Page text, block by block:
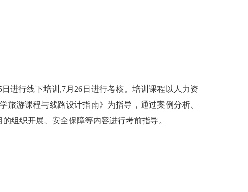
进行线下培训,7月26日进行考核。培训课程以人力资
游课程与线路设计指南》为指导，通过案例分析、
组织开展、安全保障等内容进行考前指导。